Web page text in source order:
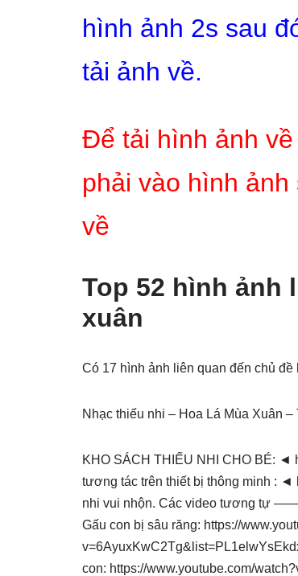
hình ảnh 2s sau
tải ảnh về.
Để tải hình ảnh
phải vào hình ảnh
về
Top 52 hình ảnh
xuân
Có 17 hình ảnh liên quan đến chủ
Nhạc thiếu nhi – Hoa Lá Mùa Xuân
KHO SÁCH THIẾU NHI CHO BÉ: ◄
tương tác trên thiết bị thông minh : ◄
nhi vui nhộn. Các video
Gấu con bị sâu răng: https://
con: https://www.youtube.com/